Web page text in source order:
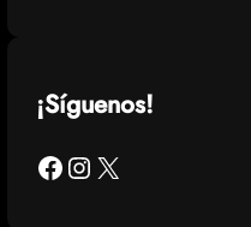
¡Síguenos!
Facebook Instagram X